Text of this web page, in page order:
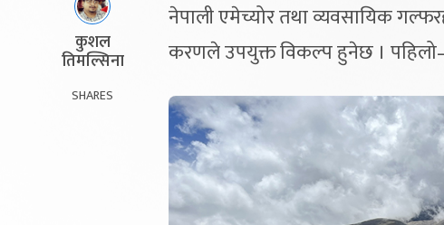
कुशल
तिमल्सिना
SHARES
नेपाली एमेच्योर तथा व्यवसायिक
करणले उपयुक्त विकल्प हुनेछ ।